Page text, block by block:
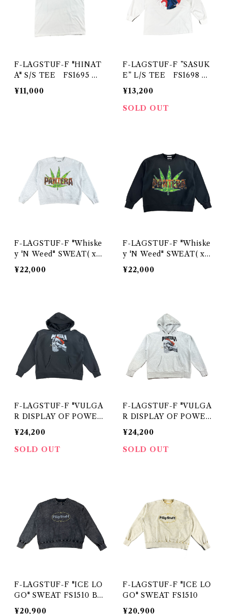
F-LAGSTUF-F "HINAT
A" S/S TEE FS1695 W
HITE
¥11,000
F-LAGSTUF-F ”SASUK
E” L/S TEE FS1698 W
HITE
¥13,200
SOLD OUT
F-LAGSTUF-F "Whiske
y 'N Weed" SWEAT( xP
¥22,000
F-LAGSTUF-F "Whiske
y 'N Weed" SWEAT( xP
¥22,000
F-LAGSTUF-F "VULGA
R DISPLAY OF POWE
R" HOODIE( xPantera)
FS1761 BLACK
¥24,200
SOLD OUT
F-LAGSTUF-F "VULGA
R DISPLAY OF POWE
R" HOODIE( xPantera)
FS1761 GRAY
¥24,200
SOLD OUT
F-LAGSTUF-F "ICE LO
GO" SWEAT FS1510 BL
CK
¥20,900
F-LAGSTUF-F "ICE LO
GO" SWEAT FS1510
¥20,900